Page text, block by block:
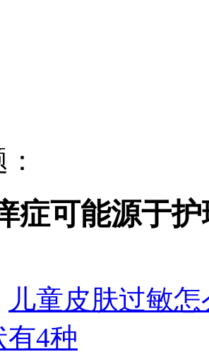
症可能源于
儿童皮肤过敏
有4种